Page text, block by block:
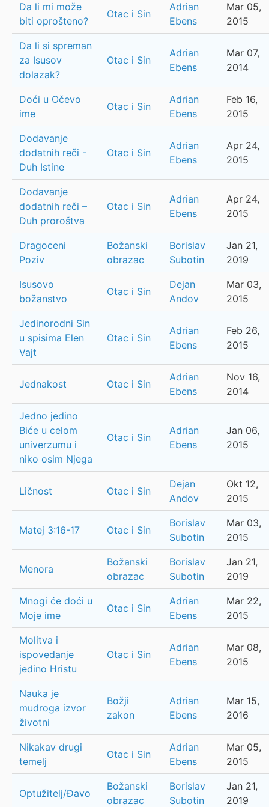
Da li mi može
biti oprošteno?
Otac i Sin
Adrian
Ebens
Mar 05,
2015
Da li si spreman
za Isusov
dolazak?
Otac i Sin
Adrian
Ebens
Mar 07,
2014
Doći u Očevo
ime
Otac i Sin
Adrian
Ebens
Feb 16,
2015
Dodavanje
dodatnih reči -
Duh Istine
Otac i Sin
Adrian
Ebens
Apr 24,
2015
Dodavanje
dodatnih reči –
Duh proroštva
Otac i Sin
Adrian
Ebens
Apr 24,
2015
Dragoceni
Poziv
Božanski
obrazac
Borislav
Subotin
Jan 21,
2019
Isusovo
božanstvo
Otac i Sin
Dejan
Andov
Mar 03,
2015
Jedinorodni Sin
u spisima Elen
Vajt
Otac i Sin
Adrian
Ebens
Feb 26,
2015
Jednakost Otac i Sin
Adrian
Ebens
Nov 16,
2014
Jedno jedino
Biće u celom
univerzumu i
niko osim Njega
Otac i Sin
Adrian
Ebens
Jan 06,
2015
Ličnost Otac i Sin
Dejan
Andov
Okt 12,
2015
Matej 3:16-17 Otac i Sin
Borislav
Subotin
Mar 03,
2015
Menora
Božanski
obrazac
Borislav
Subotin
Jan 21,
2019
Mnogi će doći u
Moje ime
Otac i Sin
Adrian
Ebens
Mar 22,
2015
Molitva i
ispovedanje
jedino Hristu
Otac i Sin
Adrian
Ebens
Mar 08,
2015
Nauka je
mudroga izvor
životni
Božji
zakon
Adrian
Ebens
Mar 15,
2016
Nikakav drugi
temelj
Otac i Sin
Adrian
Ebens
Mar 05,
2015
Optužitelj/Đavo
Božanski
obrazac
Borislav
Subotin
Jan 21,
2019